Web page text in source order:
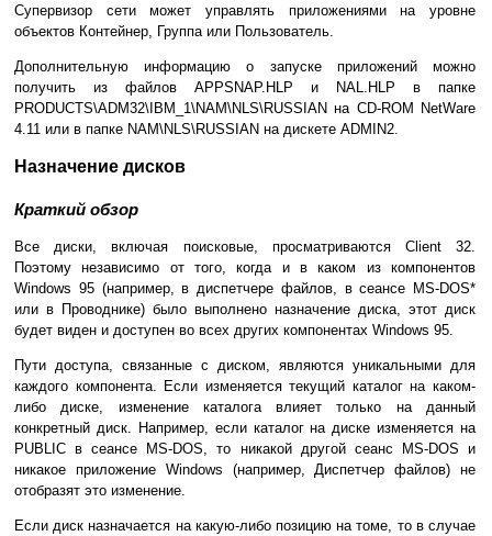
Супервизор сети может управлять приложениями на уровне
объектов Контейнер, Группа или Пользователь.
Дополнительную информацию о запуске приложений можно
получить из файлов APPSNAP.HLP и NAL.HLP в папке
PRODUCTS\ADM32\IBM_1\NAM\NLS\RUSSIAN на CD-ROM NetWare
4.11 или в папке NAM\NLS\RUSSIAN на дискете ADMIN2.
Назначение дисков
Краткий обзор
Все диски, включая поисковые, просматриваются Сlient 32.
Поэтому независимо от того, когда и в каком из компонентов
Windows 95 (например, в диспетчере файлов, в сеансе MS-DOS*
или в Проводнике) было выполнено назначение диска, этот диск
будет виден и доступен во всех других компонентах Windows 95.
Пути доступа, связанные с диском, являются уникальными для
каждого компонента. Если изменяется текущий каталог на каком-
либо диске, изменение каталога влияет только на данный
конкретный диск. Например, если каталог на диске изменяется на
PUBLIC в сеансе MS-DOS, то никакой другой сеанс MS-DOS и
никакое приложение Windows (например, Диспетчер файлов) не
отобразят это изменение.
Если диск назначается на какую-либо позицию на томе, то в случае